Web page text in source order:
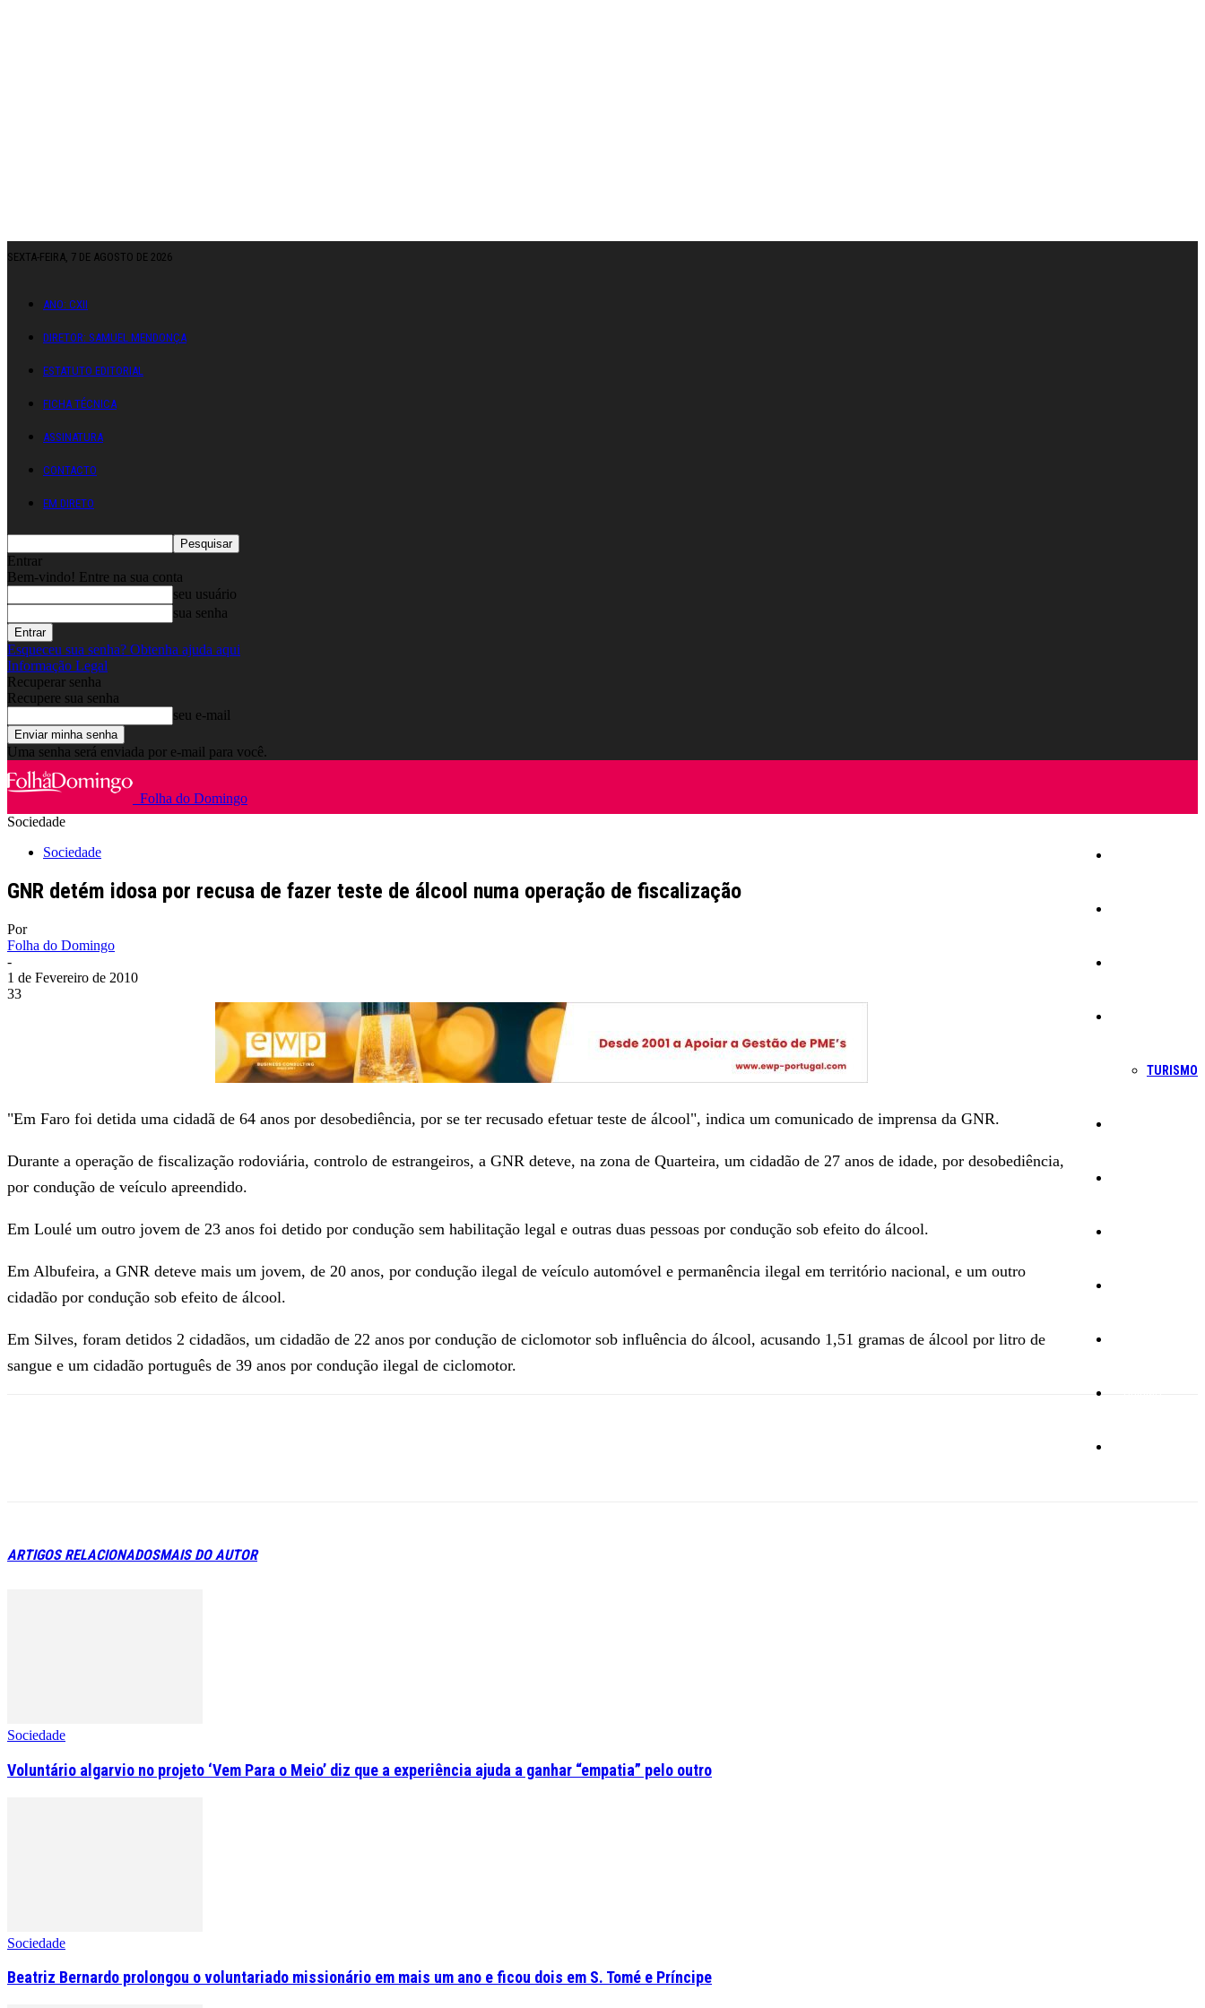
SEXTA-FEIRA, 7 DE AGOSTO DE 2026
ANO: CXII
DIRETOR: SAMUEL MENDONÇA
ESTATUTO EDITORIAL
FICHA TÉCNICA
ASSINATURA
CONTACTO
EM DIRETO
Entrar
Bem-vindo! Entre na sua conta
seu usuário
sua senha
Esqueceu sua senha? Obtenha ajuda aqui
Informação Legal
Recuperar senha
Recupere sua senha
seu e-mail
Uma senha será enviada por e-mail para você.
Folha do Domingo
TURISMO
Sociedade
Sociedade
GNR detém idosa por recusa de fazer teste de álcool numa operação de fiscalização
Por
Folha do Domingo
-
1 de Fevereiro de 2010
33
"Em Faro foi detida uma cidadã de 64 anos por desobediência, por se ter recusado efetuar teste de álcool", indica um comunicado de imprensa da GNR.
Durante a operação de fiscalização rodoviária, controlo de estrangeiros, a GNR deteve, na zona de Quarteira, um cidadão de 27 anos de idade, por desobediência,
por condução de veículo apreendido.
Em Loulé um outro jovem de 23 anos foi detido por condução sem habilitação legal e outras duas pessoas por condução sob efeito do álcool.
Em Albufeira, a GNR deteve mais um jovem, de 20 anos, por condução ilegal de veículo automóvel e permanência ilegal em território nacional, e um outro
cidadão por condução sob efeito de álcool.
Em Silves, foram detidos 2 cidadãos, um cidadão de 22 anos por condução de ciclomotor sob influência do álcool, acusando 1,51 gramas de álcool por litro de
sangue e um cidadão português de 39 anos por condução ilegal de ciclomotor.
ARTIGOS RELACIONADOSMAIS DO AUTOR
Sociedade
Voluntário algarvio no projeto ‘Vem Para o Meio’ diz que a experiência ajuda a ganhar “empatia” pelo outro
Sociedade
Beatriz Bernardo prolongou o voluntariado missionário em mais um ano e ficou dois em S. Tomé e Príncipe